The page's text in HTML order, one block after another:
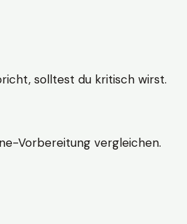
solltest du kritisch wirst.
Vorbereitung vergleichen.